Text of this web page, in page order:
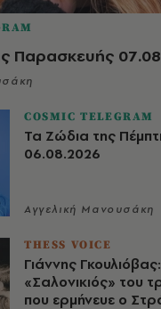
Παρασκευής
COSMIC TELEGRAM
Τα Ζώδια της
06.08.2026
Αγγελική Μανουσάκη
THESS VOICE
Γιάννης
«Σαλονικιός» του
που ερμήνευε ο